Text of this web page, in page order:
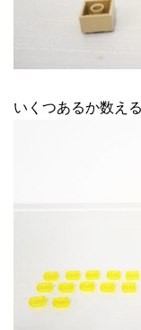
いくつあるか数え